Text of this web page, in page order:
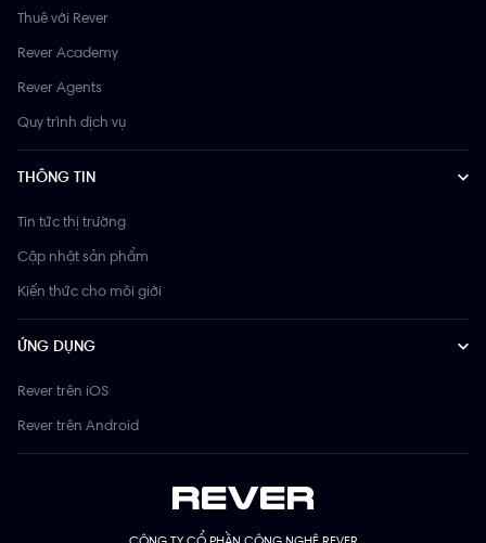
Thuê với Rever
Rever Academy
Rever Agents
Quy trình dịch vụ
THÔNG TIN
Tin tức thị trường
Cập nhật sản phẩm
Kiến thức cho môi giới
ỨNG DỤNG
Rever trên iOS
Rever trên Android